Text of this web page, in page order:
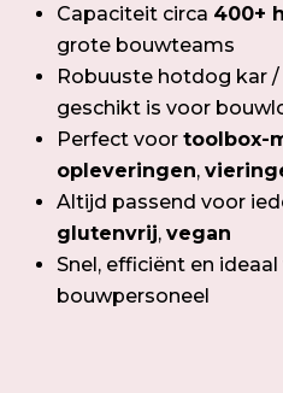
Capaciteit circa 400+
grote bouwteams
Robuuste hotdog kar
geschikt is voor
Perfect voortoolbox-
opleveringen,
Altijd passend voor
glutenvrij,vegan
Snel, efficiënt en
bouwpersoneel